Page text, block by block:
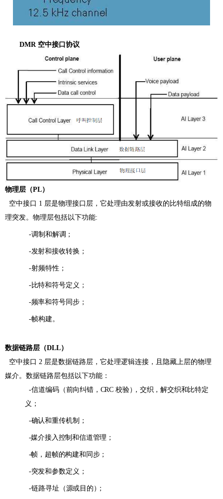
DMR 空中接口协议
物理层（PL）
空中接口 1 层是物理接口层，它处理由发射或接收的比特组成的物
理突发。物理层包括以下功能:
-调制和解调；
-发射和接收转换；
-射频特性；
-比特和符号定义；
-频率和符号同步；
-帧构建。
数据链路层（DLL）
空中接口 2 层是数据链路层，它处理逻辑连接，且隐藏上层的物理
媒介。数据链路层包括以下功能：
-信道编码（前向纠错， CRC 校验） ，交织，解交织和比特定
义；
-确认和重传机制；
-媒介接入控制和信道管理；
-帧，超帧的构建和同步；
-突发和参数定义；
-链路寻址 （源或目的 ） ；